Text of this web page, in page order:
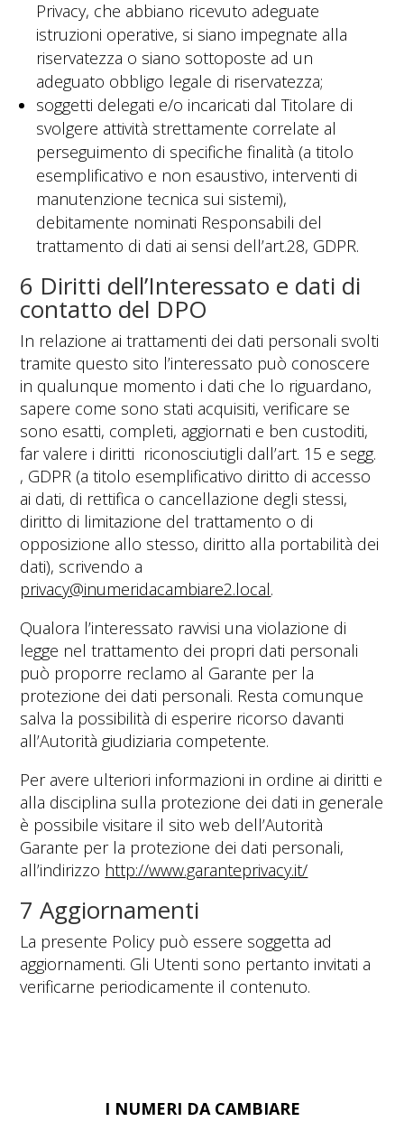
Privacy, che abbiano ricevuto adeguate
istruzioni operative, si siano impegnate alla
riservatezza o siano sottoposte ad un
adeguato obbligo legale di riservatezza;
soggetti delegati e/o incaricati dal Titolare di
svolgere attività strettamente correlate al
perseguimento di specifiche finalità (a titolo
esemplificativo e non esaustivo, interventi di
manutenzione tecnica sui sistemi),
debitamente nominati Responsabili del
trattamento di dati ai sensi dell’art.28, GDPR.
6 Diritti dell’Interessato e dati di
contatto del DPO
In relazione ai trattamenti dei dati personali svolti
tramite questo sito l’interessato può conoscere
in qualunque momento i dati che lo riguardano,
sapere come sono stati acquisiti, verificare se
sono esatti, completi, aggiornati e ben custoditi,
far valere i diritti riconosciutigli dall’art. 15 e segg.
, GDPR (a titolo esemplificativo diritto di accesso
ai dati, di rettifica o cancellazione degli stessi,
diritto di limitazione del trattamento o di
opposizione allo stesso, diritto alla portabilità dei
dati), scrivendo a
privacy@inumeridacambiare2.local.
Qualora l’interessato ravvisi una violazione di
legge nel trattamento dei propri dati personali
può proporre reclamo al Garante per la
protezione dei dati personali. Resta comunque
salva la possibilità di esperire ricorso davanti
all’Autorità giudiziaria competente.
Per avere ulteriori informazioni in ordine ai diritti e
alla disciplina sulla protezione dei dati in generale
è possibile visitare il sito web dell’Autorità
Garante per la protezione dei dati personali,
all’indirizzo http://www.garanteprivacy.it/
7 Aggiornamenti
La presente Policy può essere soggetta ad
aggiornamenti. Gli Utenti sono pertanto invitati a
verificarne periodicamente il contenuto.
I NUMERI DA CAMBIARE